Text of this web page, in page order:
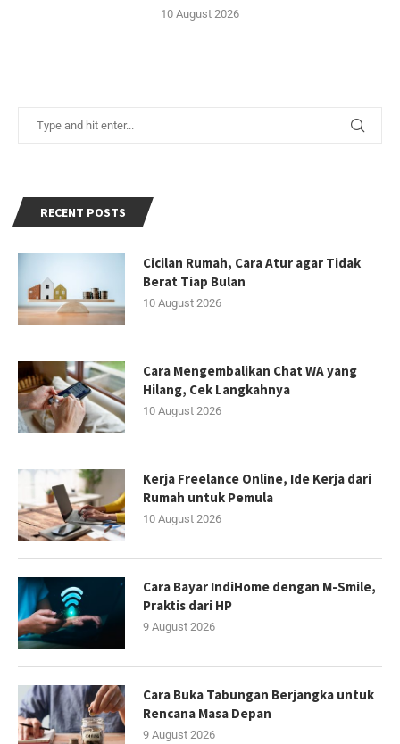
10 August 2026
RECENT POSTS
Cicilan Rumah, Cara Atur agar Tidak
Berat Tiap Bulan
10 August 2026
Cara Mengembalikan Chat WA yang
Hilang, Cek Langkahnya
10 August 2026
Kerja Freelance Online, Ide Kerja dari
Rumah untuk Pemula
10 August 2026
Cara Bayar IndiHome dengan M-Smile,
Praktis dari HP
9 August 2026
Cara Buka Tabungan Berjangka untuk
Rencana Masa Depan
9 August 2026